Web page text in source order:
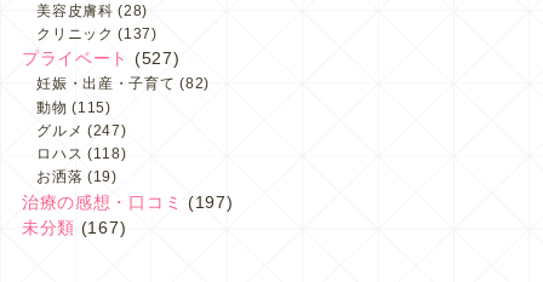
美容皮膚科 (28)
クリニック (137)
プライベート (527)
妊娠・出産・子育て (82)
動物 (115)
グルメ (247)
ロハス (118)
お洒落 (19)
治療の感想・口コミ
(197)
未分類 (167)